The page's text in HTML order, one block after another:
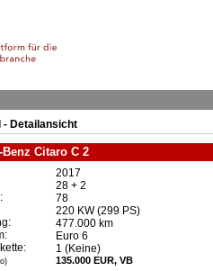
- Detailansicht
Benz Citaro C 2
2017
28 + 2
78
220 KW (299 PS)
477.000 km
Euro 6
1 (Keine)
135.000 EUR, VB